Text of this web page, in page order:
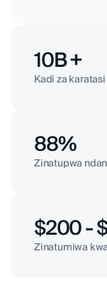
10B +
Kadi za
88%
Zinatupwa
$200 -
Zinatumiwa